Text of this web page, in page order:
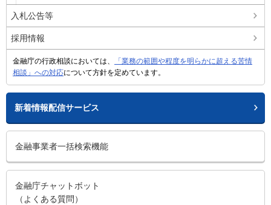
入札公告等
採用情報
金融庁の行政相談においては、
「業務の範囲や程度を明らかに超える苦情
相談」への対応について方針を定めています。
新着情報配信サービス
金融事業者一括検索機能
金融庁チャットボット
（よくある質問）